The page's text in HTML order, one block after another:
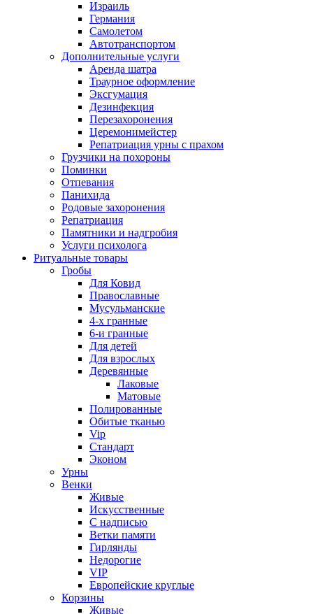
Израиль
Германия
Самолетом
Автотранспортом
Дополнительные услуги
Аренда шатра
Траурное оформление
Эксгумация
Дезинфекция
Перезахоронения
Церемонимейстер
Репатриация урны с прахом
Грузчики на похороны
Поминки
Отпевания
Панихида
Родовые захоронения
Репатриация
Памятники и надгробия
Услуги психолога
Ритуальные товары
Гробы
Для Ковид
Православные
Мусульманские
4-х гранные
6-и гранные
Для детей
Для взрослых
Деревянные
Лаковые
Матовые
Полированные
Обитые тканью
Vip
Стандарт
Эконом
Урны
Венки
Живые
Искусственные
С надписью
Ветки памяти
Гирлянды
Недорогие
VIP
Европейские круглые
Корзины
Живые